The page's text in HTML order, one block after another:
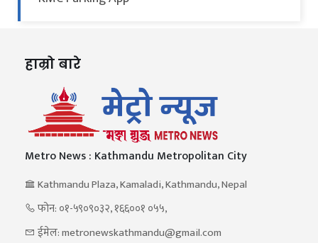
हाम्रो बारे
Metro News : Kathmandu Metropolitan City
Kathmandu Plaza, Kamaladi, Kathmandu, Nepal
फोन: ०१-५९०९०३२, १६६००१ ०५५,
ईमेल: metronewskathmandu@gmail.com